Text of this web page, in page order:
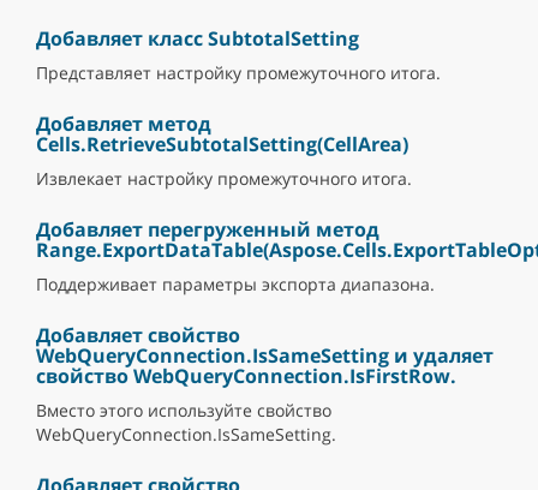
Добавляет класс SubtotalSetting
Представляет настройку промежуточного итога.
Добавляет метод
Cells.RetrieveSubtotalSetting(CellArea)
Извлекает настройку промежуточного итога.
Добавляет перегруженный метод
Поддерживает параметры экспорта диапазона.
Добавляет свойство
WebQueryConnection.IsSameSetting и удаляет
свойство WebQueryConnection.IsFirstRow.
Вместо этого используйте свойство
WebQueryConnection.IsSameSetting.